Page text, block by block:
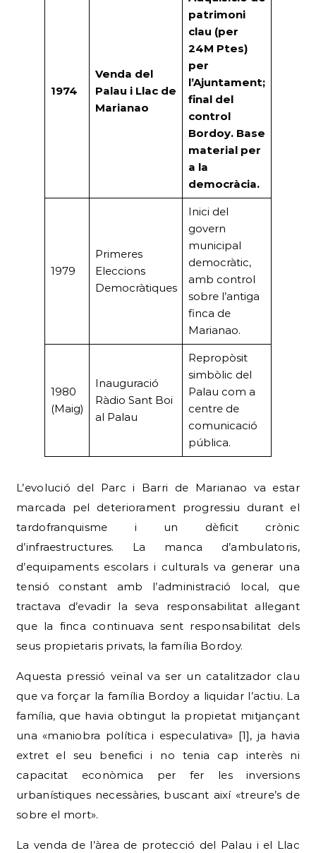
1974
Venda del
Palau i Llac de
Marianao
patrimoni
clau (per
24M Ptes)
per
l’Ajuntament;
final del
control
Bordoy. Base
material per
a la
democràcia.
1979
Primeres
Eleccions
Democràtiques
Inici del
govern
municipal
democràtic,
amb control
sobre l’antiga
finca de
Marianao.
1980
(Maig)
Inauguració
Ràdio Sant Boi
al Palau
Repropòsit
simbòlic del
Palau com a
centre de
comunicació
pública.
L’evolució del Parc i Barri de Marianao va estar
marcada pel deteriorament progressiu durant el
tardofranquisme i un dèficit crònic
d’infraestructures. La manca d’ambulatoris,
d’equipaments escolars i culturals va generar una
tensió constant amb l’administració local, que
tractava d’evadir la seva responsabilitat al·legant
que la finca continuava sent responsabilitat dels
seus propietaris privats, la família Bordoy.
Aquesta pressió veïnal va ser un catalitzador clau
que va forçar la família Bordoy a liquidar l’actiu. La
família, que havia obtingut la propietat mitjançant
una «maniobra política i especulativa» [1], ja havia
extret el seu benefici i no tenia cap interès ni
capacitat econòmica per fer les inversions
urbanístiques necessàries, buscant així «treure’s de
sobre el mort».
La venda de l’àrea de protecció del Palau i el Llac